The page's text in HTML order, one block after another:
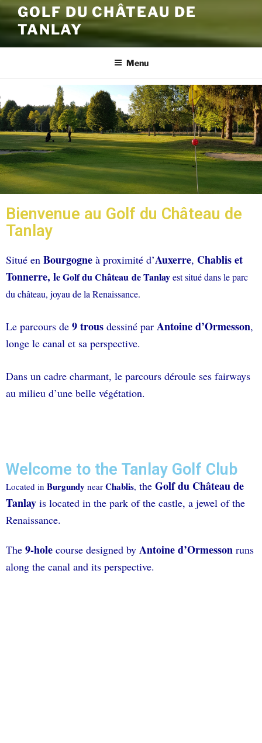
GOLF DU CHÂTEAU DE
TANLAY
Menu
Bienvenue au Golf du Château de
Tanlay
Situé en Bourgogne à proximité d’Auxerre, Chablis et
Tonnerre, le Golf duChâteau de Tanlayest situé dans le parc
du château, joyau de la Renaissance.
Le parcours de 9 trous dessiné par Antoine d’Ormesson,
longe le canal et sa perspective.
Dans un cadre charmant, le parcours déroule ses fairways
au milieu d’une belle végétation.
Welcome to the Tanlay Golf Club
Located in Burgundy near Chablis, the Golf du Château de
Tanlay is located in the park of the castle, a jewel of the
Renaissance.
The 9-hole course designed by Antoine d’Ormesson runs
along the canal and its perspective.